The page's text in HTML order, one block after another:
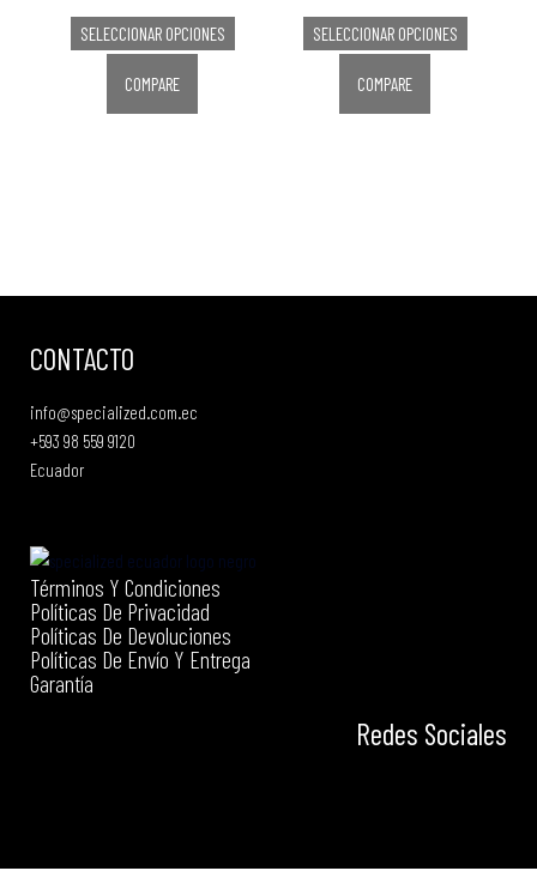
SELECCIONAR OPCIONES
COMPARE
SELECCIONAR OPCIONES
COMPARE
CONTACTO
info@specialized.com.ec
+593 98 559 9120
Ecuador
Términos Y Condiciones
Políticas De Privacidad
Políticas De Devoluciones
Políticas De Envío Y Entrega
Garantía
Redes Sociales